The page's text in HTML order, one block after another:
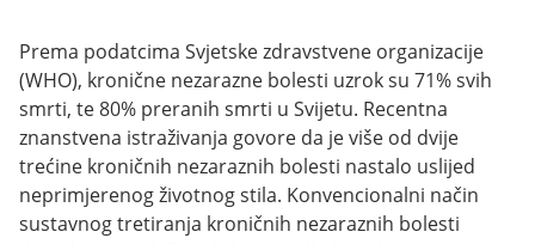
Prema podatcima Svjetske zdravstvene organizacije
(WHO), kronične nezarazne bolesti uzrok su 71% svih
smrti, te 80% preranih smrti u Svijetu. Recentna
znanstvena istraživanja govore da je više od dvije
trećine kroničnih nezaraznih bolesti nastalo uslijed
neprimjerenog životnog stila. Konvencionalni način
sustavnog tretiranja kroničnih nezaraznih bolesti